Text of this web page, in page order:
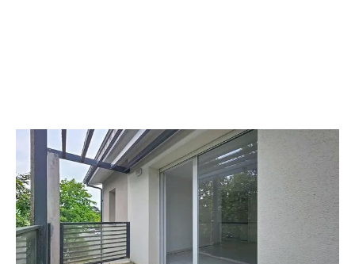
AUDENGE 33
37,52 m2, 2 pièces
Ref : 11224
Appartement F2 à vendre
140 000 €
Visiter le site dédié